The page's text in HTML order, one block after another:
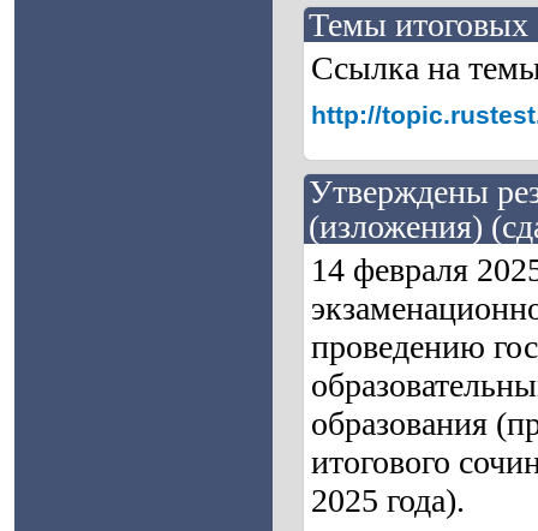
Темы итоговых
Ссылка на
http://
Утверждены
(изложения)
14 февраля
проведению
образования
итогового
2025 года).